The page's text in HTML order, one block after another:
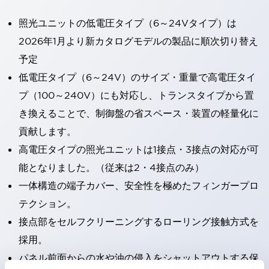
照光ユニットの低電圧タイプ（6～24Vタイプ）は
2026年1月より新カタログモデルの製品に順次切り替え
予定
低電圧タイプ（6～24V）のサイズ・重量で高電圧タイ
プ（100～240V）にも対応し、トランスタイプから置
き換えることで、制御盤の省スペース・装置の軽量化に
貢献します。
高電圧タイプの照光ユニットは1接点・3接点の対応が可
能となりました。（従来は2・4接点のみ）
一体構造の端子カバー、安全性を極めたフィンガープロ
テクション。
接点部をセルフクリーニングするローリング接触方式を
採用。
パネル前面からの水や油の侵入をシャットアウトする保